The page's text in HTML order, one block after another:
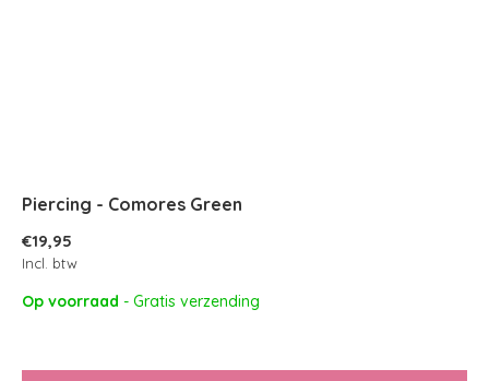
Piercing - Comores Green
€19,95
Incl. btw
Op voorraad - Gratis verzending